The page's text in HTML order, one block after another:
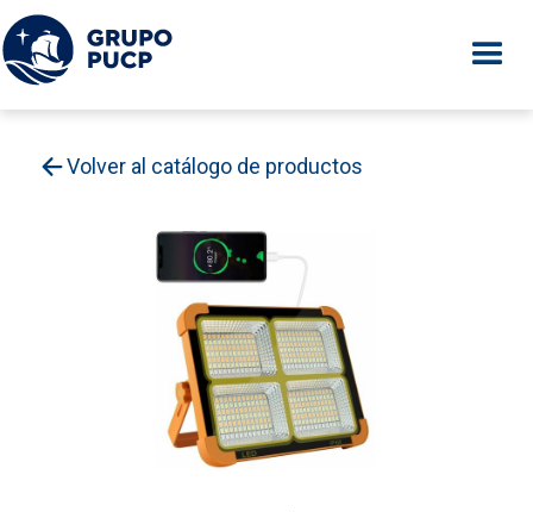
Volver al catálogo de productos